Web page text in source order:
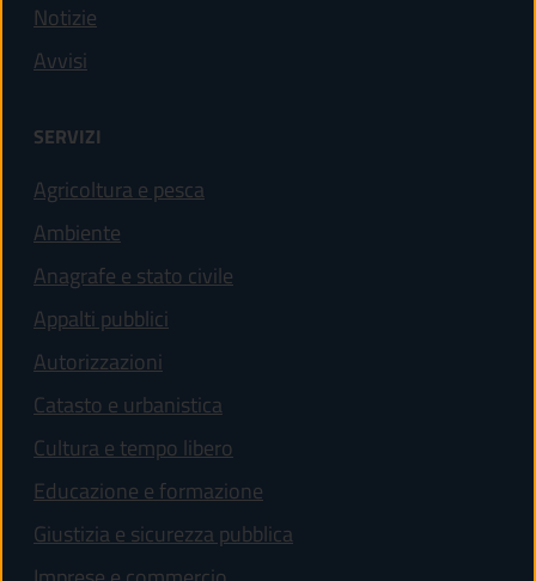
Notizie
Avvisi
SERVIZI
Agricoltura e pesca
Ambiente
Anagrafe e stato civile
Appalti pubblici
Autorizzazioni
Catasto e urbanistica
Cultura e tempo libero
Educazione e formazione
Giustizia e sicurezza pubblica